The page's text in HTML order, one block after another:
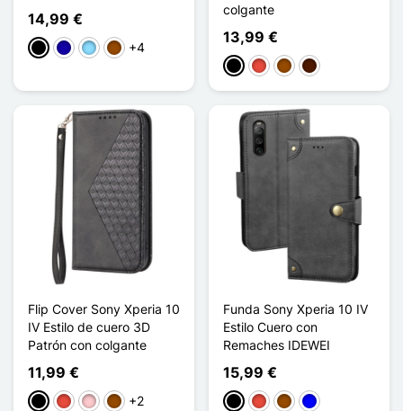
14,99 €
NegroAzul oscuro
Azul claro
Marrón
+4
colgante
13,99 €
NegroRojoMarrónMarrón oscuro
Flip Cover Sony Xperia 10
IV Estilo de cuero 3D
Patrón con colgante
11,99 €
NegroRojoRosaMarrón
+2
Funda Sony Xperia 10 IV
Estilo Cuero con
Remaches IDEWEI
15,99 €
NegroRojoMarrón
Azul